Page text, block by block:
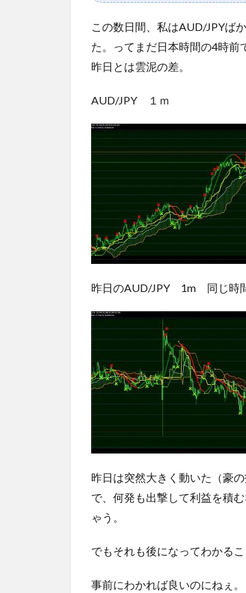
この数日間、私はAUD/JPYば
た。ってまだ日本時間の4時前
昨日とは雲泥の差。
AUD/JPY １ｍ
昨日のAUD/JPY 1m 同じ時間
昨日は突然大きく動いた（豪
で、何発も出撃して利益を積
ゃう。
でもそれも後になってわかるこ
事前にわかれば良いのにねぇ。